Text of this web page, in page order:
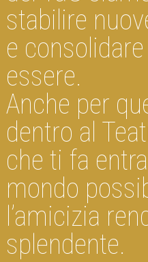
stabilire
e
essere.
Anche per
dentro al
che ti fa
mondo
l’amicizia
splendente.